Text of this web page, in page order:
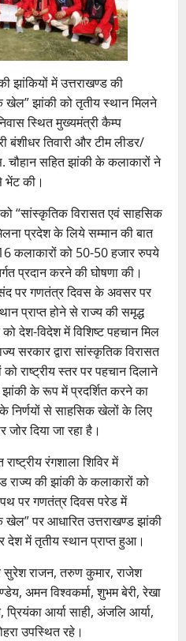
झांकियों में उत्तराखण्ड की
खेल” झांकी को तृतीय स्थान मिलने
स्थित मुख्यमंत्री कैम्प
बंशीधर तिवारी और टीम लीडर/
सहित झांकी के कलाकारों ने
भेंट की।
“सांस्कृतिक विरासत एवं साहसिक
प्रदेश के लिये सम्मान की बात
कलाकारों को 50-50 हजार रुपये
प्रदान करने की घोषणा की।
पर गणतंत्र दिवस के अवसर पर
प्राप्त होने से राज्य की समृद्ध
देश-विदेश में विशिष्ट पहचान मिल
सरकार द्वारा सांस्कृतिक विरासत
राष्ट्रीय स्तर पर पहचान दिलाने
के रूप में प्रदर्शित करने का
निर्णयों से साहसिक खेलों के लिए
दिया जा रहा है।
रंगशाला शिविर में
राज्य की झांकी के कलाकारों को
पथ पर गणतंत्र दिवस परेड में
पर आधारित उत्तराखण्ड झांकी
देश में तृतीय स्थान प्राप्त हुआ।
राजन, तरुण कुमार, राजेश
अमन विश्वकर्मा, शुभम बेरी, रेखा
आर्या साही, अंजलि आर्या,
उपस्थित रहे।